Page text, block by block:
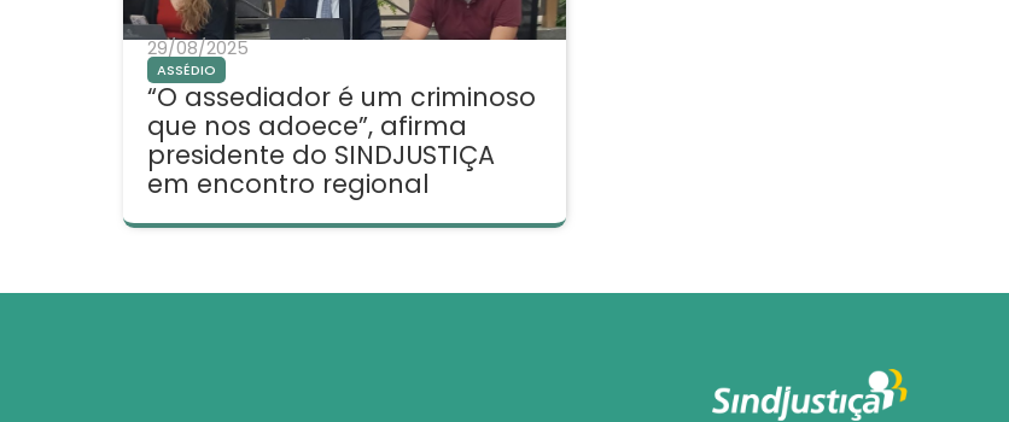
29/08/2025
ASSÉDIO
“O assediador é um criminoso
que nos adoece”, afirma
presidente do SINDJUSTIÇA
em encontro regional